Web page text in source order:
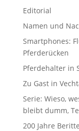
Editorial
Namen und
Smartphones:
Pferderücken
Pferdehalter in
Zu Gast in
Serie: Wieso,
bleibt dumm,
200 Jahre